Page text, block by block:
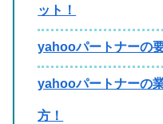
ット！
yahooパートナーの
yahooパートナーの
方！